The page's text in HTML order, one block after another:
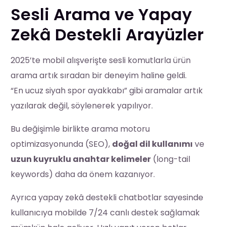
Sesli Arama ve Yapay
Zekâ Destekli Arayüzler
2025’te mobil alışverişte sesli komutlarla ürün
arama artık sıradan bir deneyim haline geldi.
“En ucuz siyah spor ayakkabı” gibi aramalar artık
yazılarak değil, söylenerek yapılıyor.
Bu değişimle birlikte arama motoru
optimizasyonunda (SEO), doğal dil kullanımı ve
uzun kuyruklu anahtar kelimeler (long-tail
keywords) daha da önem kazanıyor.
Ayrıca yapay zekâ destekli chatbotlar sayesinde
kullanıcıya mobilde 7/24 canlı destek sağlamak